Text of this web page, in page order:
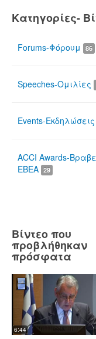
Κατηγορίες-
Forums-Φόρουμ 86
Speeches-Ομιλίες
Events-Εκδηλώσεις
ACCI Awards-
ΕΒΕΑ 29
Βίντεο που
προβλήθηκαν
πρόσφατα
6:44